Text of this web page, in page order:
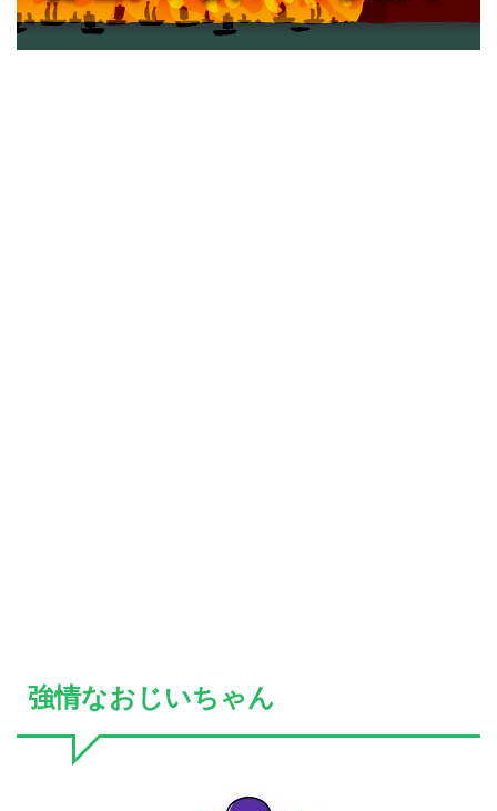
強情なおじいちゃん